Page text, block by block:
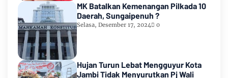
MK Batalkan Kemenangan Pilkada 10
Daerah, Sungaipenuh ?
Selasa, Desember 17, 2024 0
Hujan Turun Lebat Mengguyur Kota
Jambi Tidak Menyurutkan Pj Wali